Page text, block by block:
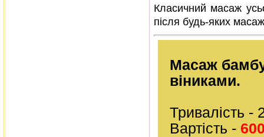
Класичний масаж
після будь-яких
Масаж
віниками.
Тривалість -
Вартість -